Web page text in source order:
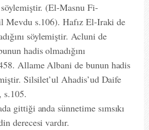
söylemiştir. (El-Masnu Fi-
Mevdu s.106). Hafız El-Iraki de
söylemiştir. Acluni de
hadis olmadığını
Allame Albani de bunun hadis
Silsilet’ul Ahadis’ud Daife
s.105.
gittiği anda sünnetime sımsıkı
derecesi vardır.